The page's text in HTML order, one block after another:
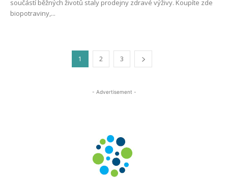
součástí běžných životů staly prodejny zdravé výživy. Koupíte zde
biopotraviny,...
1 2 3
- Advertisement -